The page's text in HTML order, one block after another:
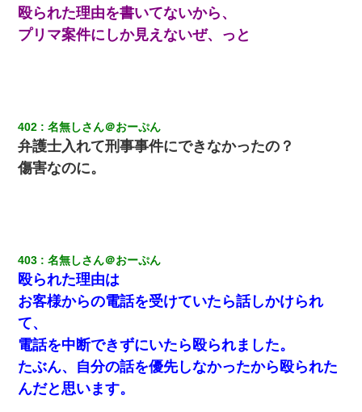
【修羅場】彼女親「カスな家柄のヤツなんかと家族になるのはご
めんだ」俺「じゃあ別れます…」→ 彼女「なんで言い返してくれ
日航機墜落事故の「ここからは日本語で大丈夫ですよ〜」の絶望
感がヤバイ・・・
【衝撃】嫁父の会社に勤続１０年、手取り１４万 → 俺「２２万も
らえる会社から誘われた。転職したい」義父「クビ！（激怒」嫁
「離婚！（激怒」
ナンパにほいほい付いていった私、地獄に落ちる
「お前の父ちゃんは自宅警備員」とかからかわれたけど、実はと
んでもない仕事に就いていた
殴られた理由を書いてないから、
プリマ案件にしか見えないぜ、っと
402 名無しさん＠おーぷん
弁護士入れて刑事事件にできなかったの？
傷害なのに。
403 名無しさん＠おーぷん
殴られた理由は
お客様からの電話を受けていたら話しかけられ
て、
電話を中断できずにいたら殴られました。
たぶん、自分の話を優先しなかったから殴られた
んだと思います。